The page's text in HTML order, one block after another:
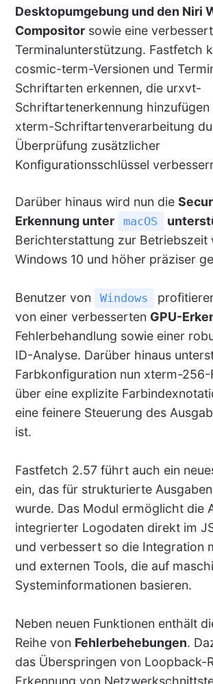
Desktopumgebung und den Niri
Compositorsowie eine
Terminalunterstützung. Fastfetch
cosmic-term-Versionen und
Schriftarten erkennen, die urxvt-
Schriftartenerkennung hinzufügen
xterm-Schriftartenverarbeitung
Überprüfung zusätzlicher
Konfigurationsschlüssel
Darüber hinaus wird nun die
Erkennung unter
macOS
Berichterstattung zur Betriebszeit
Windows 10 und höher präziser
Benutzer von Windows
von einer verbesserten GPU-
Fehlerbehandlung sowie einer
ID-Analyse. Darüber hinaus
Farbkonfiguration nun xterm-
über eine explizite
eine feinere Steuerung des
ist.
Fastfetch 2.57 führt auch ein
ein, das für strukturierte
wurde. Das Modul ermöglicht die
integrierter Logodaten direkt im
und verbessert so die Integration
und externen Tools, die auf
Systeminformationen basieren.
Neben neuen Funktionen enthält
Reihe von Fehlerbehebungen.
das Überspringen von Loopback-
Erkennung von